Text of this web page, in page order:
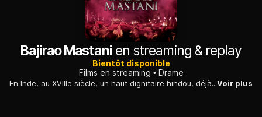
Bajirao Mastanien streaming & replay
Bientôt disponible
Films en streaming
Drame
En Inde, au XVIIIe siècle, un haut dignitaire hindou, déjà marié, tombe amoureux d'une souveraine musulmane et ne parvient pas à choisir entre ses deux amours.Voir plus